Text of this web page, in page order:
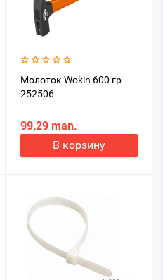
Молоток Wokin 600 гр
252506
99,29 man.
В корзину